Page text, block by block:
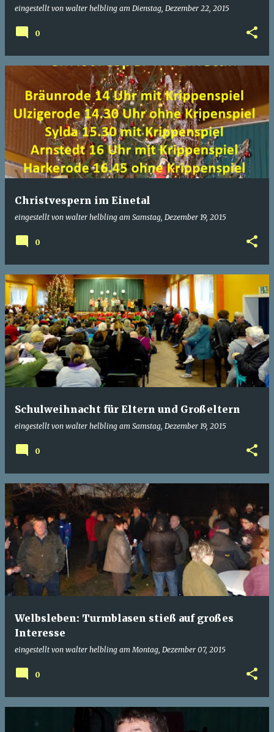
eingestellt von walter helbling am Dienstag, Dezember 22, 2015
0
Christvespern im Einetal
eingestellt von walter helbling am Samstag, Dezember 19, 2015
0
Schulweihnacht für Eltern und Großeltern
eingestellt von walter helbling am Samstag, Dezember 19, 2015
0
Welbsleben: Turmblasen stieß auf großes
Interesse
eingestellt von walter helbling amMontag, Dezember 07, 2015
0